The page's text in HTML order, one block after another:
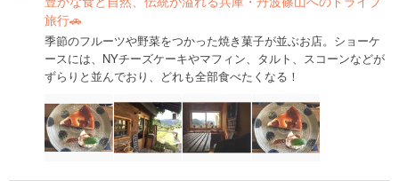
旅行🚗
季節のフルーツや野菜をつかった焼き菓子が並ぶお店。ショーケ
ースには、NYチーズケーキやマフィン、タルト、スコーンなどが
ずらりと並んでおり、どれも全部食べたくなる！